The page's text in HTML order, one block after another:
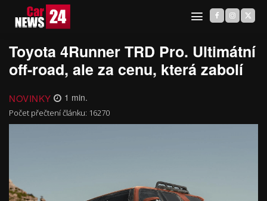
Toyota 4Runner TRD Pro. Ultimátní
off-road, ale za cenu, která zabolí
NOVINKY 1 min.
Počet přečtení článku: 16270